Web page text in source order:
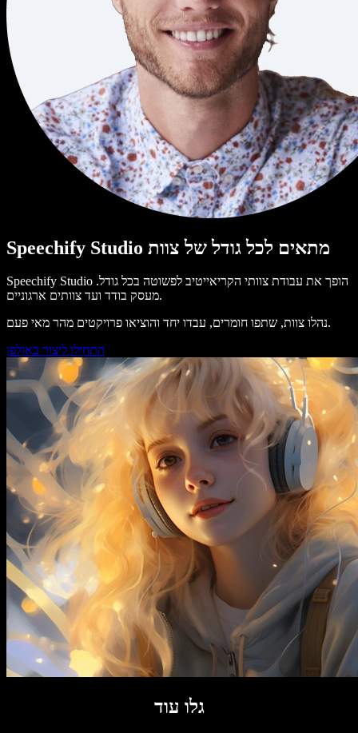
Speechify Studio מתאים לכל גודל של צוות
Speechify Studio הופך את עבודת צוותי הקריאייטיב לפשוטה בכל גודל.
מעסק בודד ועד צוותים ארגוניים.
נהלו צוות, שתפו חומרים, עבדו יחד והוציאו פרויקטים מהר מאי פעם.
התחילו ליצור באולפן
גלו עוד